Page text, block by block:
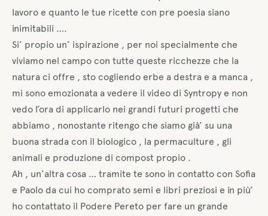
lavoro e quanto le tue ricette con pre poesia siano
inimitabili ….
Si’ propio un’ ispirazione , per noi specialmente che
viviamo nel campo con tutte queste ricchezze che la
natura ci offre , sto cogliendo erbe a destra e a manca ,
mi sono emozionata a vedere il video di Syntropy e non
vedo l’ora di applicarlo nei grandi futuri progetti che
abbiamo , nonostante ritengo che siamo già’ su una
buona strada con il biologico , la permaculture , gli
animali e produzione di compost propio .
Ah , un’altra cosa … tramite te sono in contatto con Sofia
e Paolo da cui ho comprato semi e libri preziosi e in più’
ho contattato il Podere Pereto per fare un grande